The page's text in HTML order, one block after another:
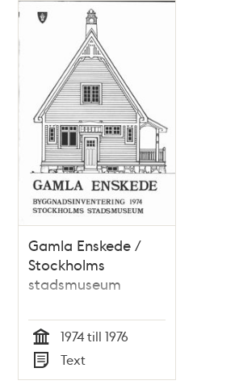
ListaKarta
träffar
Gamla Enskede /
Stockholms
stadsmuseum
Tid
1974 till 1976
Typ
Text